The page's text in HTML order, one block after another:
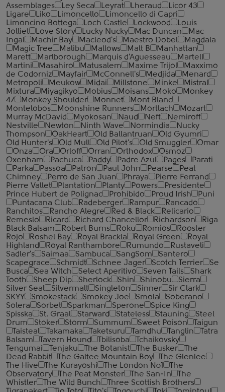
Assemblages
Ley Seca Leyrat Lheraud
Licor 43
Ligare
Liko Limoncello
Limoncello di Capri
Limoncino Bottega
Loch Castle Lockwood
Louis
Jolliet
Love Story Lucky Nucky Mac Duncan
Mac
Ingal
Machir Bay Macleod's Maestro Dobel
Magdala
Magic Tree
Malibu Mallows Malt B
Manhattan
Marett
Marlborough Marquis d'Aguesseau
Martell
Martini
Masahiro Matusalem Maxime Trijol
Maxximo
de Codorniz
Mayfair McConnell's Medjida
Menard
Metropoli
Meukow Midai Millstone Minke
Mistral
Mixtura
Miyagikyo Mobius Moisans Moko
Monkey
47
Monkey Shoulder Monnet
Mont Blanc
Montelobos
Moonshine Runners Mortlach
Mozart
Murray McDavid
Myokosan Naud Neft
Nemiroff
Nestville
Newton Ninth Wave Normindia
Nucky
Thompson
OakHeart Old Ballantruan
Old Gyumri
Old Hunter's
Old Mull Old Pilot's Old Smuggler
Omar
Onza
Ora Orloff Orran Orthodox
Osmoz
Oxenham
Pachuca Paddy Padre Azul Pages
Parati
Parka
Passoa Patron Paul John Pearse
Peat
Chimney
Perro de San Juan Phraya
Pierre Ferrand
Pierre Vallet
Plantation Planty Powers
Presidente
Prince Hubert de Polignac
Prohibido Proud Irish
Puni
Puntacana Club
Radeberger Rampur
Rancado
Ranchitos
Rancho Alegre Red & Black
Relicario
Remeslo
Ricard Richard Chancellor Richardson
Riga
Black Balsam
Robert Burns Roku Romios
Rooster
Rojo
Roshel Bay Royal Brackla Royal Green
Royal
Highland
Royal Ranthambore Rumundo
Rustaveli
Sadler's
Saimaa Sambuca SangSom
Santero
Scapegrace
Schmidt Schnee Jager Scotch Terrier
Se
Busca
Sea Witch Select Aperitivo Seven Tails
Shark
Tooth
Sheep Dip Sherlock Shin Shinobu
Sierra
Silver Seal
Silvermalt Singleton Sinner
Sir Clark
SKYY
Smokestack Smokey Joe Smola
Soberano
Solera
Sorbet Sparkman Sperone
Spice King
Spisska
St. Graal Starward Stateless Stauning
Steel
Drum
Stoker Storm Summum Sweet Poison
Taigun
Taisteal
Takamaka Taketsuru Tamdhu Tanglin
Tatra
Balsam
Tavern Hound Tbilisoba
Tchaikovsky
Tengumai
Tenjaku The Botanist The Busker
The
Dead Rabbit
The Galtee Mountain Boy
The Glenlee
The Hive
The Kurayoshi The London №1
The
Observatory
The Peat Monster The San-In
The
Whistler
The Wild Bunch
Three Scottish Brothers